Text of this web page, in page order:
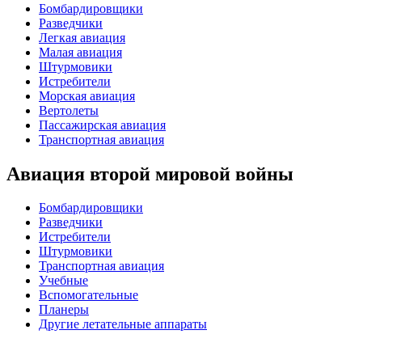
Бомбардировщики
Разведчики
Легкая авиация
Малая авиация
Штурмовики
Истребители
Морская авиация
Вертолеты
Пассажирская авиация
Транспортная авиация
Авиация второй мировой войны
Бомбардировщики
Разведчики
Истребители
Штурмовики
Транспортная авиация
Учебные
Вспомогательные
Планеры
Другие летательные аппараты